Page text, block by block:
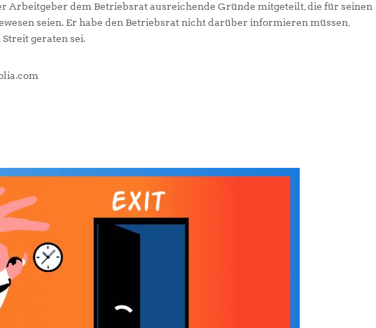
Arbeitgeber dem Betriebsrat ausreichende Gründe mitgeteilt, die für seinen
seien. Er habe den Betriebsrat nicht darüber informieren müssen,
geraten sei.